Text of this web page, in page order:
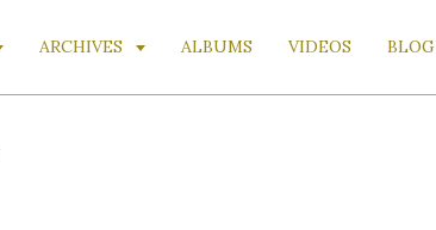
ARCHIVES ALBUMS VIDEOS BLOG